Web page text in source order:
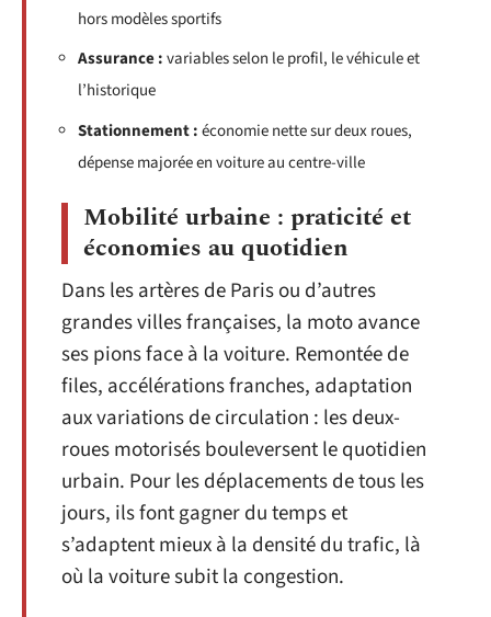
hors modèles sportifs
Assurance :variables selon le profil, le véhicule et
l’historique
Stationnement :économie nette sur deux roues,
dépense majorée en voiture au centre-ville
Mobilité urbaine : praticité et
économies au quotidien
Dans les artères de Paris ou d’autres
grandes villes françaises, la moto avance
ses pions face à la voiture. Remontée de
files, accélérations franches, adaptation
aux variations de circulation : les deux-
roues motorisés bouleversent le quotidien
urbain. Pour les déplacements de tous les
jours, ils font gagner du temps et
s’adaptent mieux à la densité du trafic, là
où la voiture subit la congestion.